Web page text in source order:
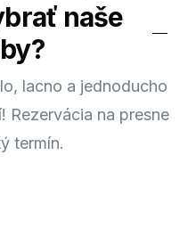
naše
lacno a jednoducho
Rezervácia na presne
termín.